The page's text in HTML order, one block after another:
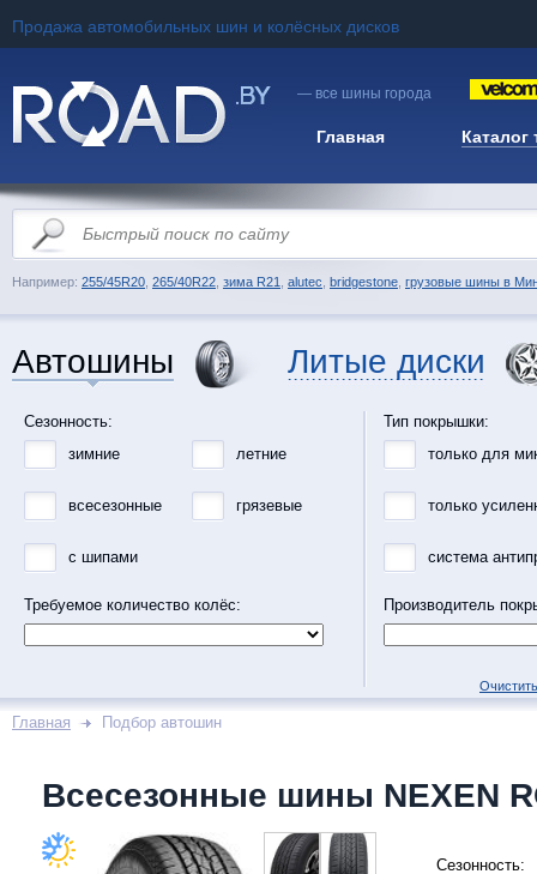
Продажа автомобильных шин и колёсных дисков
— все шины города
Главная Каталог
Например: 255/45R20 265/40R22 зима R21 alutec bridgestone грузовые шины в
Автошины Литые диски
Сезонность:
зимние
летние
всесезонные грязевые
с шипами
Требуемое количество колёс:
Тип покрышки:
только для
только
система
Производитель
Главная Подбор автошин
Всесезонные шины NEXEN
Сезонность: